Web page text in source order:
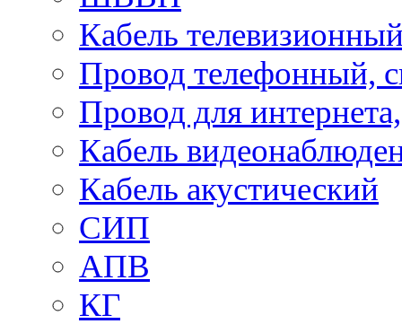
Кабель
Провод телефонный,
Провод для
Кабель
Кабель акустический
СИП
АПВ
КГ